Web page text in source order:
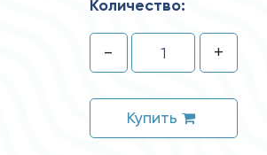
Количество:
- +
Купить